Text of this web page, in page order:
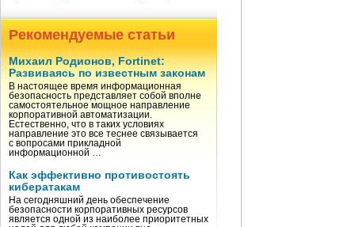
Рекомендуемые статьи
Михаил Родионов, Fortinet:
Развиваясь по известным законам
В настоящее время информационная
безопасность представляет собой вполне
самостоятельное мощное направление
корпоративной автоматизации.
Естественно, что в таких условиях
направление это все теснее связывается
с вопросами прикладной
информационной …
Как эффективно противостоять
кибератакам
На сегодняшний день обеспечение
безопасности корпоративных ресурсов
является одной из наиболее приоритетных